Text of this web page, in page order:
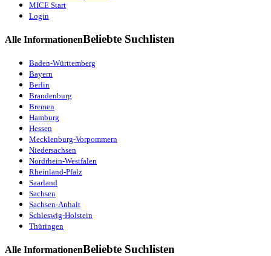
MICE Start
Login
Alle InformationenBeliebte Suchlisten
Baden-Württemberg
Bayern
Berlin
Brandenburg
Bremen
Hamburg
Hessen
Mecklenburg-Vorpommern
Niedersachsen
Nordrhein-Westfalen
Rheinland-Pfalz
Saarland
Sachsen
Sachsen-Anhalt
Schleswig-Holstein
Thüringen
Alle InformationenBeliebte Suchlisten